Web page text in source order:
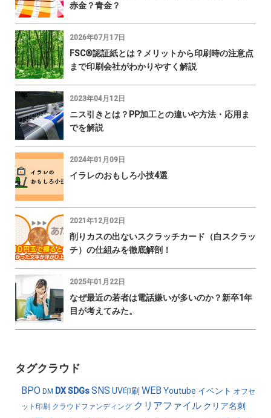
赤金？青金？
2026年07月17日
FSC®認証紙とは？メリットから印刷時の注意点
まで印刷会社がわかりやすく解説
2023年04月12日
ニス引きとは？PP加工との違いや方法・応用ま
でを解説
2024年01月09日
イラレのおもしろ小技4選
2021年12月02日
削りカスの出ないスクラッチカード（白スクラッ
チ）の仕組みを徹底解剖！
2025年01月22日
なぜ最近の若者は電話嫌いが多いのか？新卒1年
目が考えてみた。
タグクラウド
BPO DM DXSDGsSNS UV印刷 WEB Youtube イベント オフセ
ット印刷 クラウドファンディング クリアファイル クリア名刺